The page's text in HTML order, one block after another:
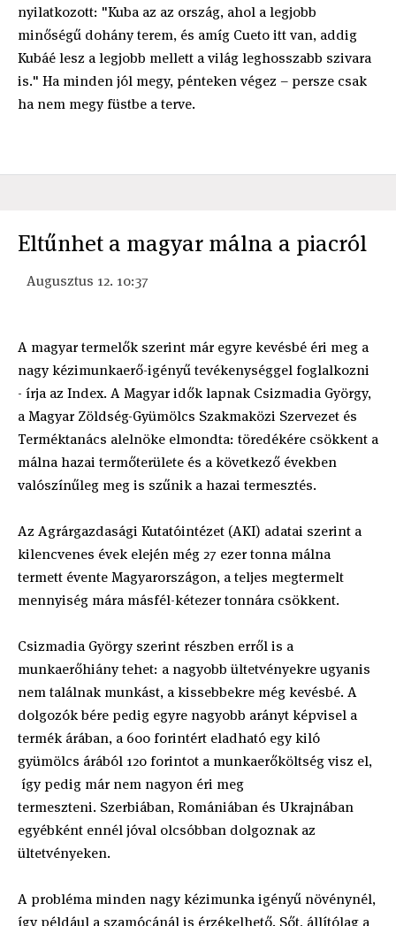
nyilatkozott: "Kuba az az ország, ahol a legjobb
minőségű dohány terem, és amíg Cueto itt van, addig
Kubáé lesz a legjobb mellett a világ leghosszabb szivara
is." Ha minden jól megy, pénteken végez – persze csak
ha nem megy füstbe a terve.
Eltűnhet a magyar málna a piacról
Augusztus 12. 10:37
A magyar termelők szerint már egyre kevésbé éri meg a
nagy kézimunkaerő-igényű tevékenységgel foglalkozni
- írja az Index. A Magyar idők lapnak Csizmadia György,
a Magyar Zöldség-Gyümölcs Szakmaközi Szervezet és
Terméktanács alelnöke elmondta: töredékére csökkent a
málna hazai termőterülete és a következő években
valószínűleg meg is szűnik a hazai termesztés.
Az Agrárgazdasági Kutatóintézet (AKI) adatai szerint a
kilencvenes évek elején még 27 ezer tonna málna
termett évente Magyarországon, a teljes megtermelt
mennyiség mára másfél-kétezer tonnára csökkent.
Csizmadia György szerint részben erről is a
munkaerőhiány tehet: a nagyobb ültetvényekre ugyanis
nem találnak munkást, a kissebbekre még kevésbé. A
dolgozók bére pedig egyre nagyobb arányt képvisel a
termék árában, a 600 forintért eladható egy kiló
gyümölcs árából 120 forintot a munkaerőköltség visz el,
így pedig már nem nagyon éri meg
termeszteni. Szerbiában, Romániában és Ukrajnában
egyébként ennél jóval olcsóbban dolgoznak az
ültetvényeken.
A probléma minden nagy kézimunka igényű növénynél,